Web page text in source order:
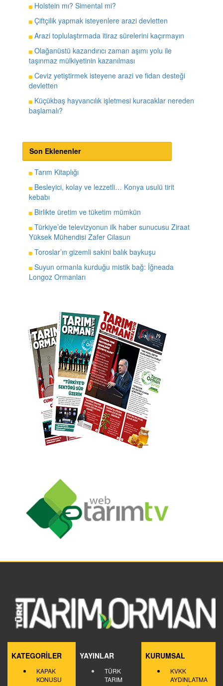
Holstein mı? Simental mi?
Çiftçilik yapmak isteyenlere arazi devletten
Arazi toplulaştırmada itiraz sürelerini kaçırmayın
Olağanüstü kazandırıcı zaman aşımı yolu ile
taşınmaz mülkiyetinin kazanılması
Ceviz yetiştirmek isteyene arazi ve fidan desteği
devletten
Küçükbaş hayvancılık işletmesi kuracaklar nereden
başlamalı?
Son Eklenenler
Tarım Kitaplığı
Besleyici, kolay ve lezzetli… Konya usulü tirit
kebabı
Birlikte üretim ve tüketim mümkün
Türkiye’de televizyonun ilk haber sunucusu Ziraat
Yüksek Mühendisi Zafer Cilasun
Toroslar’ın gizemli sakini balık baykuşu
Suyun ormanla kurduğu mistik bağ: İğneada
Longoz Ormanları
KATEGORİLER
KAPAK
KONUSU
YAYINLAR
TÜRK
TARIM
KURUMSAL
KVKK
AYDINLATMA